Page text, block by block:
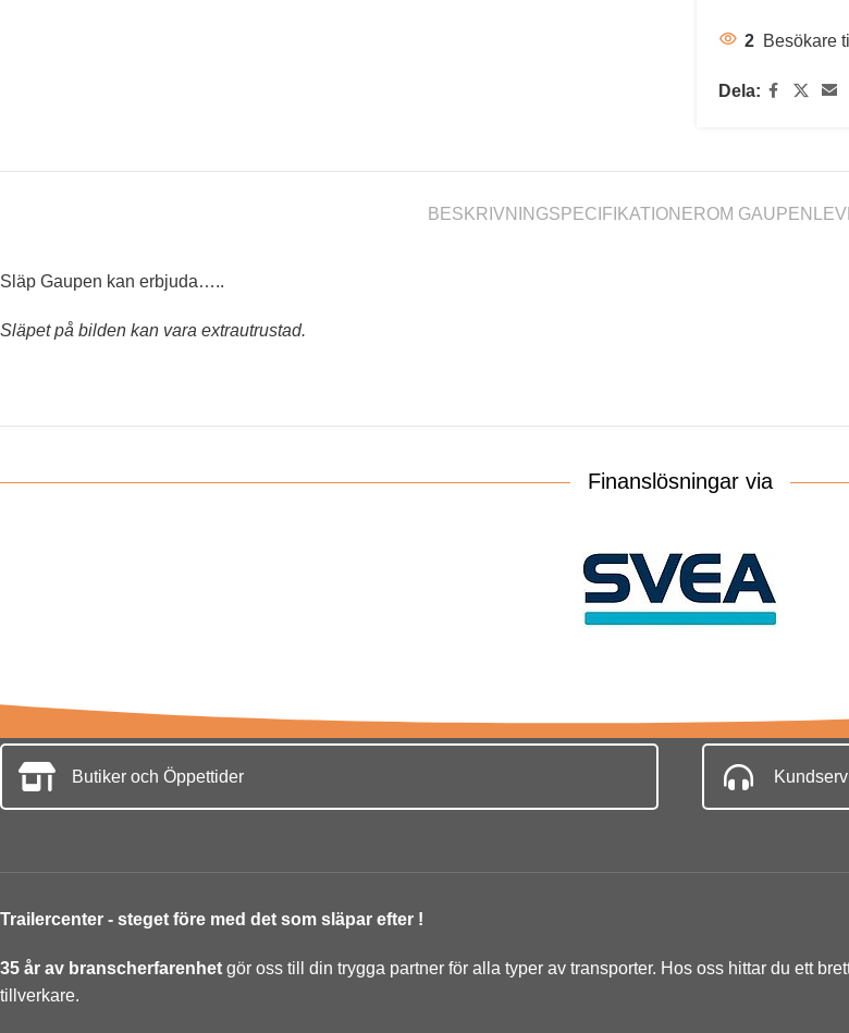
2 Besökare
Dela:
BESKRIVNINGSPECIFIKATIONEROM GAUPEN
Släp Gaupen kan erbjuda…..
Släpet på bilden kan vara extrautrustad.
Finanslösningar via
Butiker och Öppettider
Trailercenter - steget före med det som släpar efter !
35 år av branscherfarenhet gör oss till din trygga partner för alla typer av transporter. Hos oss hittar du ett
tillverkare.